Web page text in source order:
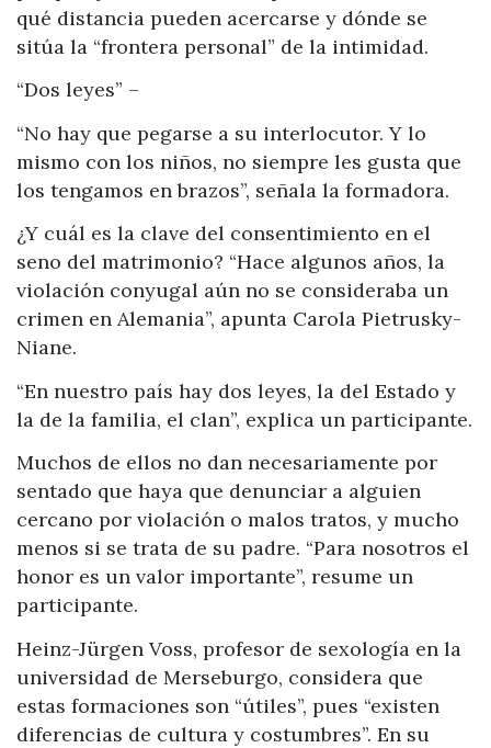
qué distancia pueden acercarse y dónde se
sitúa la “frontera personal” de la intimidad.
“Dos leyes” –
“No hay que pegarse a su interlocutor. Y lo
mismo con los niños, no siempre les gusta que
los tengamos en brazos”, señala la formadora.
¿Y cuál es la clave del consentimiento en el
seno del matrimonio? “Hace algunos años, la
violación conyugal aún no se consideraba un
crimen en Alemania”, apunta Carola Pietrusky-
Niane.
“En nuestro país hay dos leyes, la del Estado y
la de la familia, el clan”, explica un participante.
Muchos de ellos no dan necesariamente por
sentado que haya que denunciar a alguien
cercano por violación o malos tratos, y mucho
menos si se trata de su padre. “Para nosotros el
honor es un valor importante”, resume un
participante.
Heinz-Jürgen Voss, profesor de sexología en la
universidad de Merseburgo, considera que
estas formaciones son “útiles”, pues “existen
diferencias de cultura y costumbres”. En su